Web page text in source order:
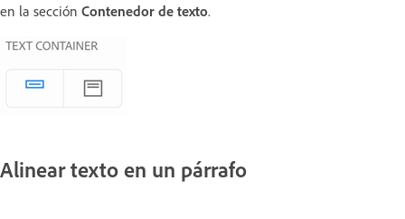
en la sección Contenedor de texto.
Alinear texto en un párrafo